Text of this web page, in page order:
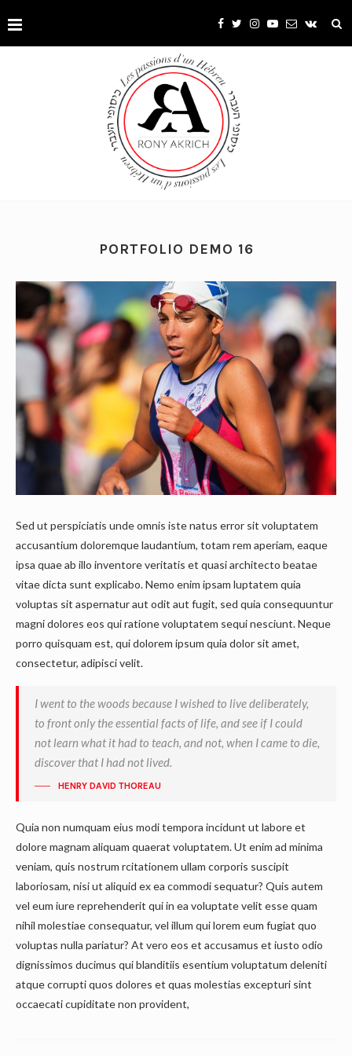
PORTFOLIO DEMO 16
Sed ut perspiciatis unde omnis iste natus error sit voluptatem
accusantium doloremque laudantium, totam rem aperiam, eaque
ipsa quae ab illo inventore veritatis et quasi architecto beatae
vitae dicta sunt explicabo. Nemo enim ipsam luptatem quia
voluptas sit aspernatur aut odit aut fugit, sed quia consequuntur
magni dolores eos qui ratione voluptatem sequi nesciunt. Neque
porro quisquam est, qui dolorem ipsum quia dolor sit amet,
consectetur, adipisci velit.
I went to the woods because I wished to live deliberately,
to front only the essential facts of life, and see if I could
not learn what it had to teach, and not, when I came to die,
discover that I had not lived.
HENRY DAVID THOREAU
Quia non numquam eius modi tempora incidunt ut labore et
dolore magnam aliquam quaerat voluptatem. Ut enim ad minima
veniam, quis nostrum rcitationem ullam corporis suscipit
laboriosam, nisi ut aliquid ex ea commodi sequatur? Quis autem
vel eum iure reprehenderit qui in ea voluptate velit esse quam
nihil molestiae consequatur, vel illum qui lorem eum fugiat quo
voluptas nulla pariatur? At vero eos et accusamus et iusto odio
dignissimos ducimus qui blanditiis esentium voluptatum deleniti
atque corrupti quos dolores et quas molestias excepturi sint
occaecati cupiditate non provident,